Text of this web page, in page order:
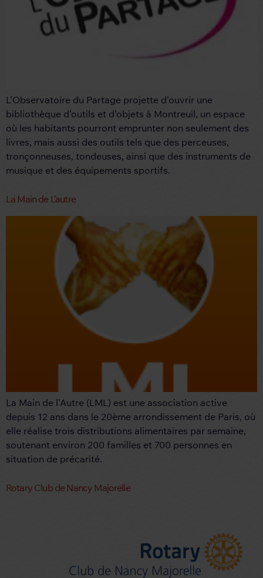
L’Observatoire du Partage projette d’ouvrir une
bibliothèque d’outils et d’objets à Montreuil, un espace
où les habitants pourront emprunter non seulement des
livres, mais aussi des outils tels que des perceuses,
tronçonneuses, tondeuses, ainsi que des instruments de
musique et des équipements sportifs.
La Main de L’autre
La Main de l’Autre (LML) est une association active
depuis 12 ans dans le 20ème arrondissement de Paris, où
elle réalise trois distributions alimentaires par semaine,
soutenant environ 200 familles et 700 personnes en
situation de précarité.
Rotary Club de Nancy Majorelle